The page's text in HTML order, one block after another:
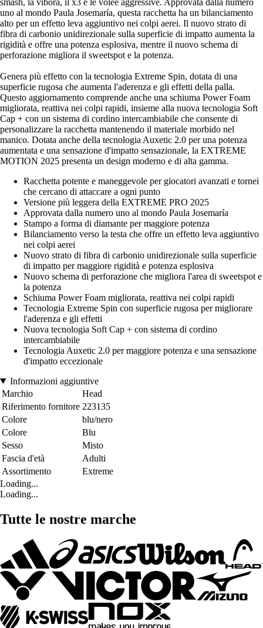
uno al mondo Paula Josemaría, questa racchetta ha un bilanciamento
alto per un effetto leva aggiuntivo nei colpi aerei. Il nuovo strato di
fibra di carbonio unidirezionale sulla superficie di impatto aumenta la
rigidità e offre una potenza esplosiva, mentre il nuovo schema di
perforazione migliora il sweetspot e la potenza.
Genera più effetto con la tecnologia Extreme Spin, dotata di una
superficie rugosa che aumenta l'aderenza e gli effetti della palla.
Questo aggiornamento comprende anche una schiuma Power Foam
migliorata, reattiva nei colpi rapidi, insieme alla nuova tecnologia Soft
Cap + con un sistema di cordino intercambiabile che consente di
personalizzare la racchetta mantenendo il materiale morbido nel
manico. Dotata anche della tecnologia Auxetic 2.0 per una potenza
aumentata e una sensazione d'impatto sensazionale, la EXTREME
MOTION 2025 presenta un design moderno e di alta gamma.
Racchetta potente e maneggevole per giocatori avanzati e tornei
che cercano di attaccare a ogni punto
Versione più leggera della EXTREME PRO 2025
Approvata dalla numero uno al mondo Paula Josemaría
Stampo a forma di diamante per maggiore potenza
Bilanciamento verso la testa che offre un effetto leva aggiuntivo
nei colpi aerei
Nuovo strato di fibra di carbonio unidirezionale sulla superficie
di impatto per maggiore rigidità e potenza esplosiva
Nuovo schema di perforazione che migliora l'area di sweetspot e
la potenza
Schiuma Power Foam migliorata, reattiva nei colpi rapidi
Tecnologia Extreme Spin con superficie rugosa per migliorare
l'aderenza e gli effetti
Nuova tecnologia Soft Cap + con sistema di cordino
intercambiabile
Tecnologia Auxetic 2.0 per maggiore potenza e una sensazione
d'impatto eccezionale
Informazioni aggiuntive
Marchio
Head
Riferimento fornitore 223135
Colore
blu/nero
Colore
Blu
Sesso
Misto
Fascia d'età
Adulti
Assortimento
Extreme
Loading...
Loading...
Tutte le nostre marche